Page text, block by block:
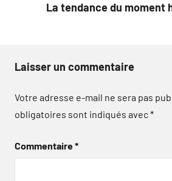
La tendance du
Laisser un commentaire
Votre adresse e-mail ne sera pas
obligatoires sont indiqués avec*
Commentaire*